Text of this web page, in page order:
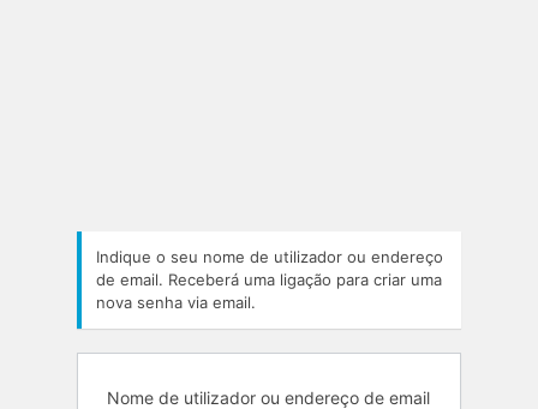
Indique o seu nome de utilizador ou endereço
de email. Receberá uma ligação para criar uma
nova senha via email.
Nome de utilizador ou endereço de email